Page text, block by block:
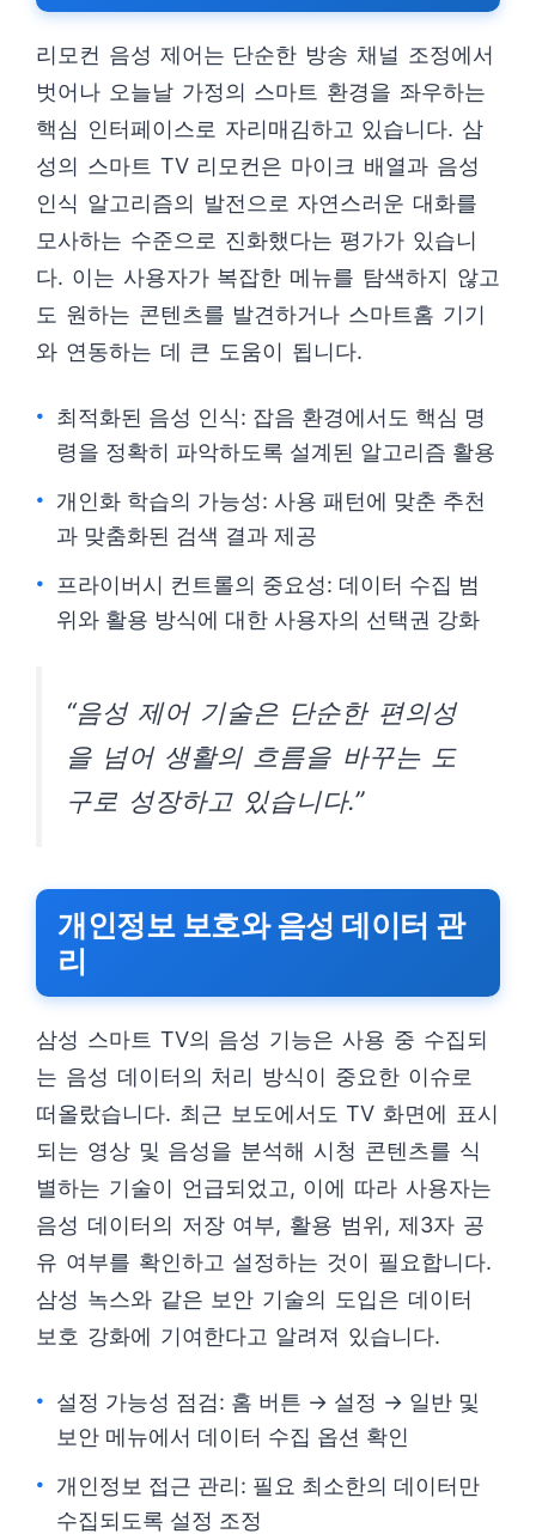
리모컨 음성 제어는 단순한 방송 채널 조정에서
벗어나 오늘날 가정의 스마트 환경을 좌우하는
핵심 인터페이스로 자리매김하고 있습니다. 삼
성의 스마트 TV 리모컨은 마이크 배열과 음성
인식 알고리즘의 발전으로 자연스러운 대화를
모사하는 수준으로 진화했다는 평가가 있습니
다. 이는 사용자가 복잡한 메뉴를 탐색하지 않고
도 원하는 콘텐츠를 발견하거나 스마트홈 기기
와 연동하는 데 큰 도움이 됩니다.
최적화된 음성 인식: 잡음 환경에서도 핵심 명
령을 정확히 파악하도록 설계된 알고리즘 활용
개인화 학습의 가능성: 사용 패턴에 맞춘 추천
과 맞춤화된 검색 결과 제공
프라이버시 컨트롤의 중요성: 데이터 수집 범
위와 활용 방식에 대한 사용자의 선택권 강화
“음성 제어 기술은 단순한 편의성
을 넘어 생활의 흐름을 바꾸는 도
구로 성장하고 있습니다.”
개인정보 보호와 음성 데이터 관
리
삼성 스마트 TV의 음성 기능은 사용 중 수집되
는 음성 데이터의 처리 방식이 중요한 이슈로
떠올랐습니다. 최근 보도에서도 TV 화면에 표시
되는 영상 및 음성을 분석해 시청 콘텐츠를 식
별하는 기술이 언급되었고, 이에 따라 사용자는
음성 데이터의 저장 여부, 활용 범위, 제3자 공
유 여부를 확인하고 설정하는 것이 필요합니다.
삼성 녹스와 같은 보안 기술의 도입은 데이터
보호 강화에 기여한다고 알려져 있습니다.
설정 가능성 점검: 홈 버튼 → 설정 → 일반 및
보안 메뉴에서 데이터 수집 옵션 확인
개인정보 접근 관리: 필요 최소한의 데이터만
수집되도록 설정 조정